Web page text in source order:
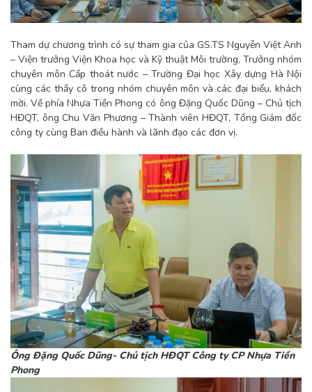
Tham dự chương trình có sự tham gia của GS.TS Nguyễn Việt Anh
– Viện trưởng Viện Khoa học và Kỹ thuật Môi trường, Trưởng nhóm
chuyên môn Cấp thoát nước – Trường Đại học Xây dựng Hà Nội
cùng các thầy cô trong nhóm chuyên môn và các đại biểu, khách
mời. Về phía Nhựa Tiền Phong có ông Đặng Quốc Dũng – Chủ tịch
HĐQT, ông Chu Văn Phương – Thành viên HĐQT, Tổng Giám đốc
công ty cùng Ban điều hành và lãnh đạo các đơn vị.
Ông Đặng Quốc Dũng- Chủ tịch HĐQT Công ty CP Nhựa Tiền
Phong